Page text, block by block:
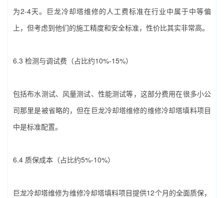
为2-4天。巨龙冷却塔维修的人工费标准在行业中属于中等偏
上，但考虑到他们的施工精度和安全标准，性价比其实非常高。
6.3 检测与调试费（占比约10%-15%）
包括布水测试、风量测试、性能测试等，这部分费用在很多小公
司那里是被省略的，但在巨龙冷却塔维修的‌维修冷却塔填料‌项目
中是标准配置。
6.4 质保成本（占比约5%-10%）
巨龙冷却塔维修为‌维修冷却塔填料‌项目提供12个月的全面质保，